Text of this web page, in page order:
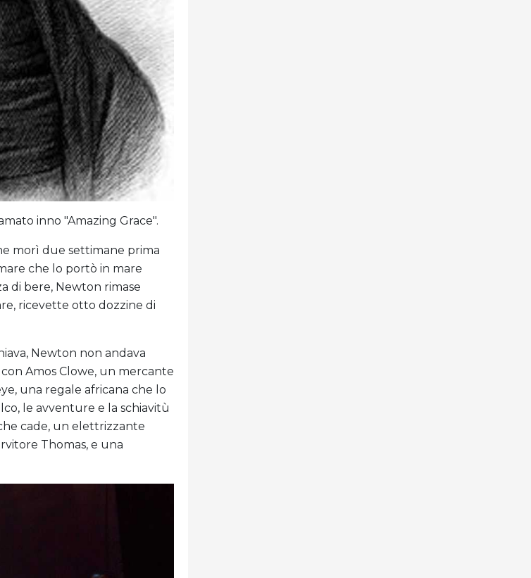
inno "Amazing Grace".
morì due settimane prima
che lo portò in mare
di bere, Newton rimase
ricevette otto dozzine di
Newton non andava
Amos Clowe, un mercante
una regale africana che lo
le avventure e la schiavitù
cade, un elettrizzante
Thomas, e una